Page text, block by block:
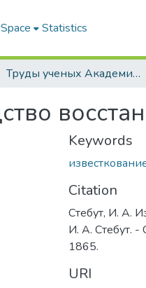
Statistics
Труды ученых Академии (1855-1971)
Keywords
Citation
Стебут, И. А.
И. А. Стебут.
1865.
URI